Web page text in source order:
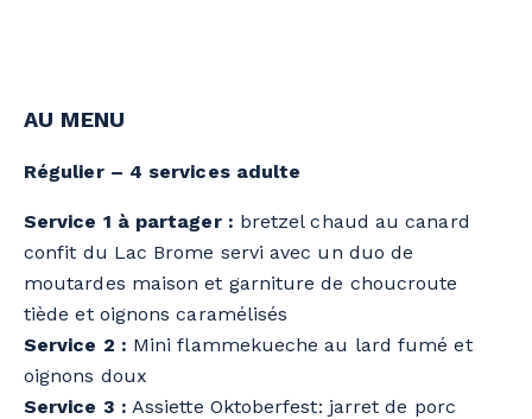
AU MENU
Régulier – 4 services adulte
Service 1 à partager : bretzel chaud au canard
confit du Lac Brome servi avec un duo de
moutardes maison et garniture de choucroute
tiède et oignons caramélisés
Service 2 : Mini flammekueche au lard fumé et
oignons doux
Service 3 : Assiette Oktoberfest: jarret de porc